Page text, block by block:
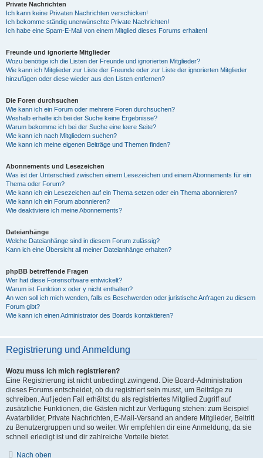
Private Nachrichten
Ich kann keine Privaten Nachrichten verschicken!
Ich bekomme ständig unerwünschte Private Nachrichten!
Ich habe eine Spam-E-Mail von einem Mitglied dieses Forums erhalten!
Freunde und ignorierte Mitglieder
Wozu benötige ich die Listen der Freunde und ignorierten Mitglieder?
Wie kann ich Mitglieder zur Liste der Freunde oder zur Liste der ignorierten Mitglieder
hinzufügen oder diese wieder aus den Listen entfernen?
Die Foren durchsuchen
Wie kann ich ein Forum oder mehrere Foren durchsuchen?
Weshalb erhalte ich bei der Suche keine Ergebnisse?
Warum bekomme ich bei der Suche eine leere Seite?
Wie kann ich nach Mitgliedern suchen?
Wie kann ich meine eigenen Beiträge und Themen finden?
Abonnements und Lesezeichen
Was ist der Unterschied zwischen einem Lesezeichen und einem Abonnements für ein
Thema oder Forum?
Wie kann ich ein Lesezeichen auf ein Thema setzen oder ein Thema abonnieren?
Wie kann ich ein Forum abonnieren?
Wie deaktiviere ich meine Abonnements?
Dateianhänge
Welche Dateianhänge sind in diesem Forum zulässig?
Kann ich eine Übersicht all meiner Dateianhänge erhalten?
phpBB betreffende Fragen
Wer hat diese Forensoftware entwickelt?
Warum ist Funktion x oder y nicht enthalten?
An wen soll ich mich wenden, falls es Beschwerden oder juristische Anfragen zu diesem
Forum gibt?
Wie kann ich einen Administrator des Boards kontaktieren?
Registrierung und Anmeldung
Wozu muss ich mich registrieren?
Eine Registrierung ist nicht unbedingt zwingend. Die Board-Administration
dieses Forums entscheidet, ob du registriert sein musst, um Beiträge zu
schreiben. Auf jeden Fall erhältst du als registriertes Mitglied Zugriff auf
zusätzliche Funktionen, die Gästen nicht zur Verfügung stehen: zum Beispiel
Avatarbilder, Private Nachrichten, E-Mail-Versand an andere Mitglieder, Beitritt
zu Benutzergruppen und so weiter. Wir empfehlen dir eine Anmeldung, da sie
schnell erledigt ist und dir zahlreiche Vorteile bietet.
Nach oben